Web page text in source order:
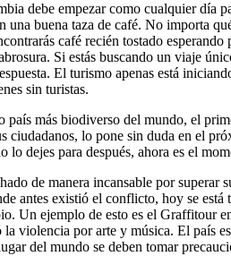
debe empezar como cualquier día
una buena taza de café. No importa
café recién tostado
Si estás buscando un viaje
El turismo apenas está
sin turistas.
país más biodiverso del mundo, el
ciudadanos, lo pone sin duda en el
lo dejes para después, ahora es el
de manera incansable por superar
antes existió el conflicto, hoy se está
Un ejemplo de esto es el Graffitour
la violencia por arte y música. El país
del mundo se deben tomar